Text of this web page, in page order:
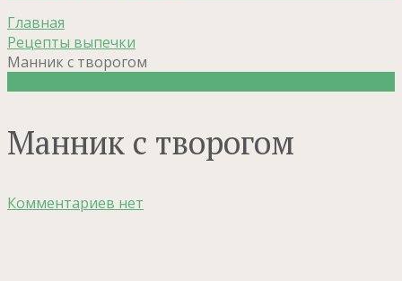
Главная
Рецепты выпечки
Манник с творогом
Манник с творогом
Комментариев нет